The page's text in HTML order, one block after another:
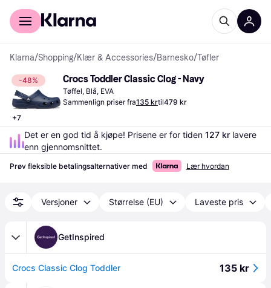
For kunder
Klarna/Shopping/Klær & Accessories/Barnesko/Tøfler
-48%
+7
Crocs Toddler Classic Clog - Navy
Tøffel, Blå, EVA
Sammenlign priser fra135 krtil479 kr
Det er en god tid å kjøpe! Prisene er for tiden 127 kr lavere
enn gjennomsnittet.
Prøv fleksible betalingsalternativer med Lær hvordan
Versjoner Størrelse (EU) Laveste pris
GetInspired
Crocs Classic Clog Toddler 135 kr